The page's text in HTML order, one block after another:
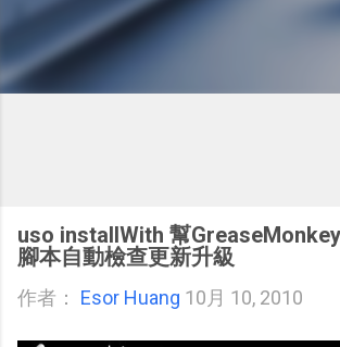
uso installWith 幫
腳本自動檢查更新升級
作者： Esor Huang 10月 10, 2010